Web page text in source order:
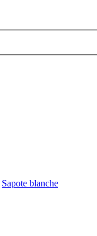
Sapote blanche